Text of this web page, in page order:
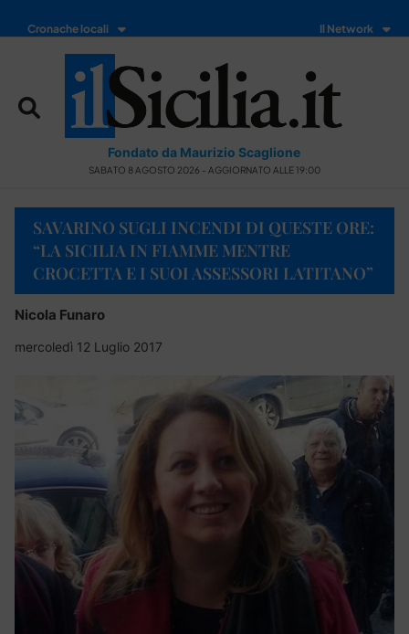
Cronache locali Il Network
Fondato da Maurizio Scaglione
SABATO 8 AGOSTO 2026 - AGGIORNATO ALLE 19:00
SAVARINO SUGLI INCENDI DI QUESTE ORE:
“LA SICILIA IN FIAMME MENTRE
CROCETTA E I SUOI ASSESSORI LATITANO”
Nicola Funaro
mercoledì 12 Luglio 2017